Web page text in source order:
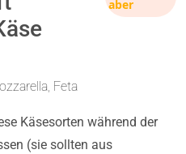
aber
Feta
Käsesorten während der
(sie sollten aus